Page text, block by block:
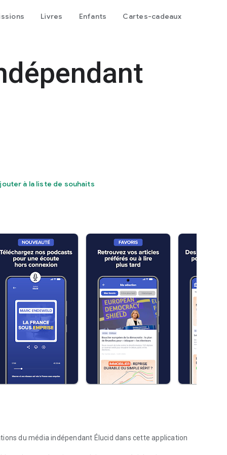
Livres Enfants Cartes-cadeaux
à la liste de souhaits
du média indépendant Élucid dans cette application